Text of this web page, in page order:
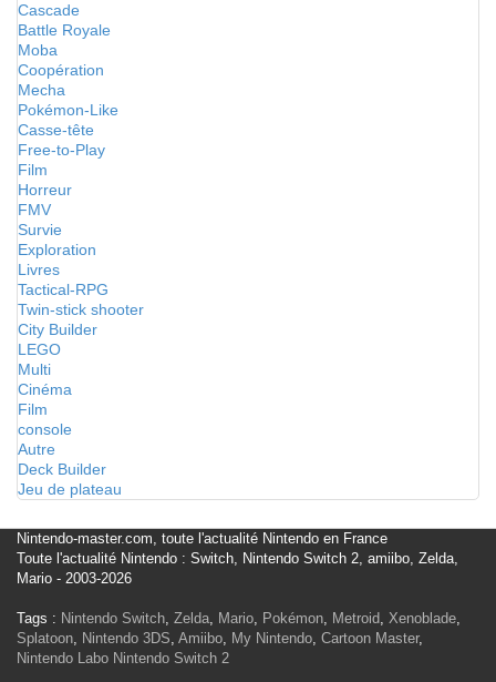
Cascade
Battle Royale
Moba
Coopération
Mecha
Pokémon-Like
Casse-tête
Free-to-Play
Film
Horreur
FMV
Survie
Exploration
Livres
Tactical-RPG
Twin-stick shooter
City Builder
LEGO
Multi
Cinéma
Film
console
Autre
Deck Builder
Jeu de plateau
Nintendo-master.com, toute l'actualité Nintendo en France
Toute l'actualité Nintendo : Switch, Nintendo Switch 2, amiibo, Zelda,
Mario - 2003-2026
Tags : Nintendo Switch, Zelda, Mario, Pokémon, Metroid, Xenoblade,
Splatoon, Nintendo 3DS, Amiibo, My Nintendo, Cartoon Master,
Nintendo Labo Nintendo Switch 2